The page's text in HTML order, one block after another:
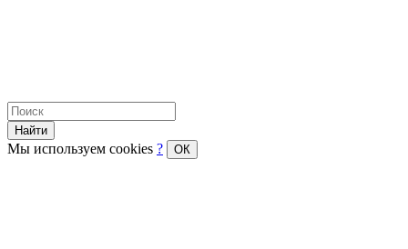
Найти
Мы используем cookies ? ОК